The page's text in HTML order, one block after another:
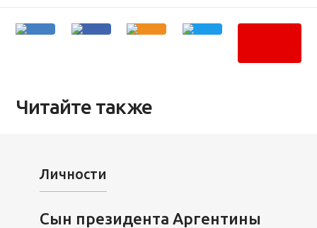
Читайте также
Личности
Сын президента Аргентины